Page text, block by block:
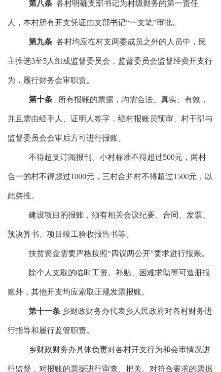
第八条 各村明确支部书记为村级财务的第一责任
人，本村所有开支凭证由支部书记“一支笔”审批。
第九条 各村均应在村支两委成员之外的人员中，民
主推选3至5人组成监督委员会 ， 监督委员会监督经费开支行
为，履行财务会审职责。
第十条 所有报账的票据，均需合法、真实、有效 ，
并且需由经手人、证明人签字，经村报账员预审、村干部与
监督委员会会审后方可进行报账。
不得超支订阅报刊 。小村标准不得超过500元，两村
合一的村不得超过1000元，三村合并村不得超过1500元，以
此类推。
建设项目的报账，须有相关会议纪要、合同、发票、
预决算书、 项目竣工验收报告书等。
扶贫资金需要严格按照“四议两公开”要求进行报账。
除个人支取的临时工资 、补贴、困难求助等可造册报
账外，其他开支均应索取正规发票报账。
第十一条 乡财政财务办代表乡 人民政府对各村财务进
行指导和履行监管职责。
乡财政财务办具体负责对各村开支行为和会审情况进
行监督，对报账的票据进行审查、把关。对符合要求的票据